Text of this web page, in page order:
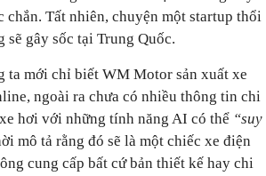
Tất nhiên, chuyện một startup thổi
gây sốc tại Trung Quốc.
ta mới chỉ biết WM Motor sản xuất xe
ngoài ra chưa có nhiều thông tin chi
hơi với những tính năng AI có thể “suy
mô tả rằng đó sẽ là một chiếc xe điện
cung cấp bất cứ bản thiết kế hay chi